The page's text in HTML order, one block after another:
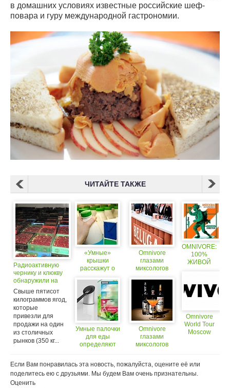
в домашних условиях известные российские шеф-
повара и гуру международной гастрономии.
ЧИТАЙТЕ ТАКЖЕ
Радиоактивную
чернику и клюкву
обнаружили на
московском рынке
Свыше пятисот
килограммов ягод,
которые
привезли для
продажи на один
из столичных
рынков (350 кг...
«Умные»
крышки
расскажут о
молока
Умные палочки
для еды
определяют
Omnivore
глазами
миксологов
Omnivore
глазами
миксологов
OMNIVORE:
100%
ЖИВОЙ
Omnivore
World Tour
Moscow
Если Вам понравилась эта новость, пожалуйста, оцените её или
поделитесь ею с друзьями. Мы будем Вам очень признательны.
Оценить